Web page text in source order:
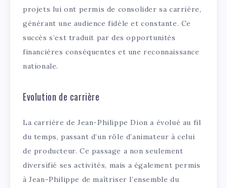
projets lui ont permis de consolider sa carrière,
générant une audience fidèle et constante. Ce
succès s’est traduit par des opportunités
financières conséquentes et une reconnaissance
nationale.
Evolution de carrière
La carrière de Jean-Philippe Dion a évolué au fil
du temps, passant d’un rôle d’animateur à celui
de producteur. Ce passage a non seulement
diversifié ses activités, mais a également permis
à Jean-Philippe de maîtriser l’ensemble du